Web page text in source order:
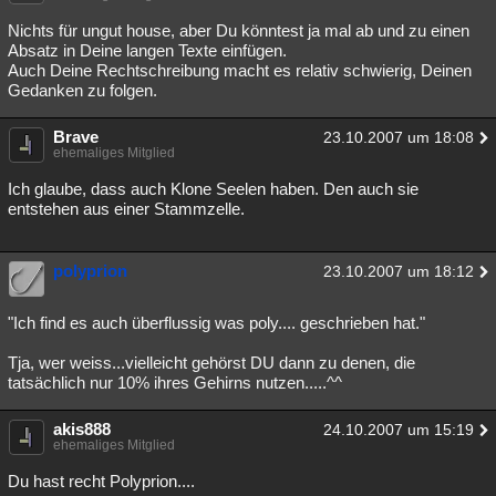
Besucht Teilgenommen Alle Neue Geschlossen
Lesenswert Schlüsselwörter
Nichts für ungut house, aber Du könntest ja mal ab und zu einen
Absatz in Deine langen Texte einfügen.
Auch Deine Rechtschreibung macht es relativ schwierig, Deinen
Gedanken zu folgen.
Brave 23.10.2007 um 18:08
ehemaliges Mitglied
Ich glaube, dass auch Klone Seelen haben. Den auch sie
entstehen aus einer Stammzelle.
polyprion 23.10.2007 um 18:12
"Ich find es auch überflussig was poly.... geschrieben hat."
Tja, wer weiss...vielleicht gehörst DU dann zu denen, die
tatsächlich nur 10% ihres Gehirns nutzen.....^^
akis888 24.10.2007 um 15:19
ehemaliges Mitglied
Du hast recht Polyprion....